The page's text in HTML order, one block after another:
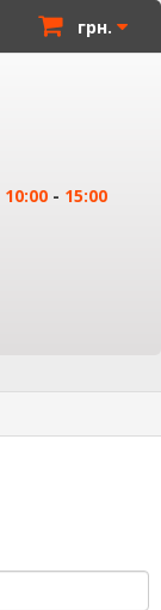
грн.
10:00 - 15:00